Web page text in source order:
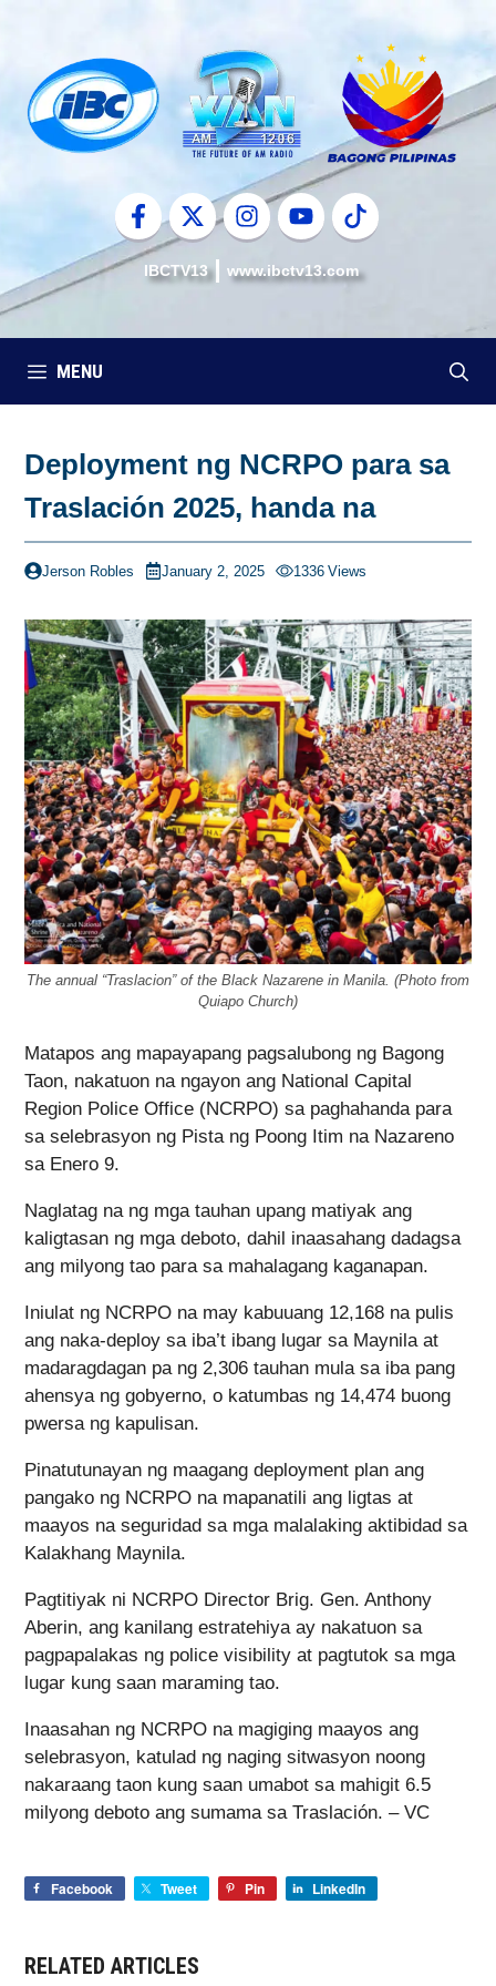
content
IBCTV13 www.ibctv13.com
MENU
Deployment ng NCRPO para sa
Traslación 2025, handa na
Jerson Robles January 2, 2025 1336 Views
The annual “Traslacion” of the Black Nazarene in Manila. (Photo from
Quiapo Church)
Matapos ang mapayapang pagsalubong ng Bagong
Taon, nakatuon na ngayon ang National Capital
Region Police Office (NCRPO) sa paghahanda para
sa selebrasyon ng Pista ng Poong Itim na Nazareno
sa Enero 9.
Naglatag na ng mga tauhan upang matiyak ang
kaligtasan ng mga deboto, dahil inaasahang dadagsa
ang milyong tao para sa mahalagang kaganapan.
Iniulat ng NCRPO na may kabuuang 12,168 na pulis
ang naka-deploy sa iba’t ibang lugar sa Maynila at
madaragdagan pa ng 2,306 tauhan mula sa iba pang
ahensya ng gobyerno, o katumbas ng 14,474 buong
pwersa ng kapulisan.
Pinatutunayan ng maagang deployment plan ang
pangako ng NCRPO na mapanatili ang ligtas at
maayos na seguridad sa mga malalaking aktibidad sa
Kalakhang Maynila.
Pagtitiyak ni NCRPO Director Brig. Gen. Anthony
Aberin, ang kanilang estratehiya ay nakatuon sa
pagpapalakas ng police visibility at pagtutok sa mga
lugar kung saan maraming tao.
Inaasahan ng NCRPO na magiging maayos ang
selebrasyon, katulad ng naging sitwasyon noong
nakaraang taon kung saan umabot sa mahigit 6.5
milyong deboto ang sumama sa Traslación. – VC
Facebook Tweet Pin LinkedIn
RELATED ARTICLES